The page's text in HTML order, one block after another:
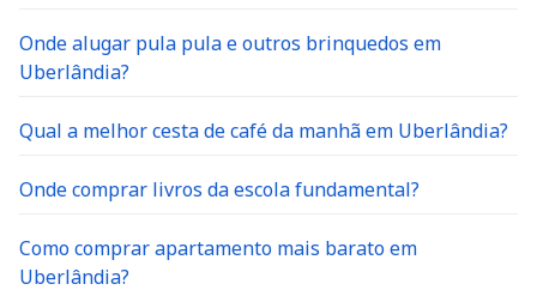
Onde alugar pula pula e outros brinquedos em
Uberlândia?
Qual a melhor cesta de café da manhã em Uberlândia?
Onde comprar livros da escola fundamental?
Como comprar apartamento mais barato em
Uberlândia?